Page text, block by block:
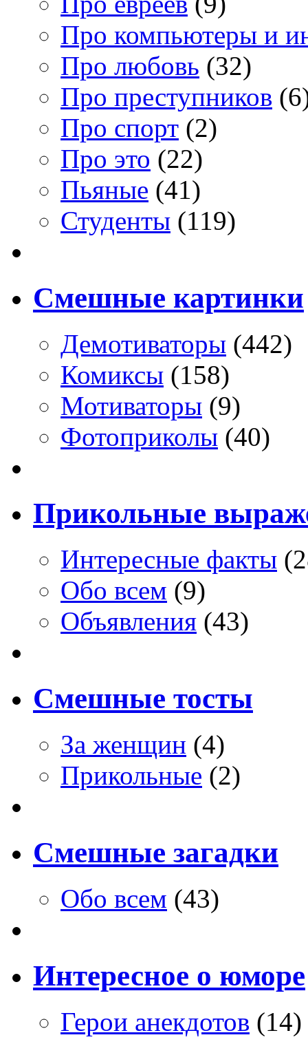
Про компьютеры и
Про любовь (32)
Про преступников
Про спорт (2)
Про это (22)
Пьяные (41)
Студенты (119)
Смешные картинки
Демотиваторы (442)
Комиксы (158)
Мотиваторы (9)
Фотоприколы (40)
Прикольные
Интересные факты
Обо всем (9)
Объявления (43)
Смешные тосты
За женщин (4)
Прикольные (2)
Смешные загадки
Обо всем (43)
Интересное о юморе
Герои анекдотов (14)